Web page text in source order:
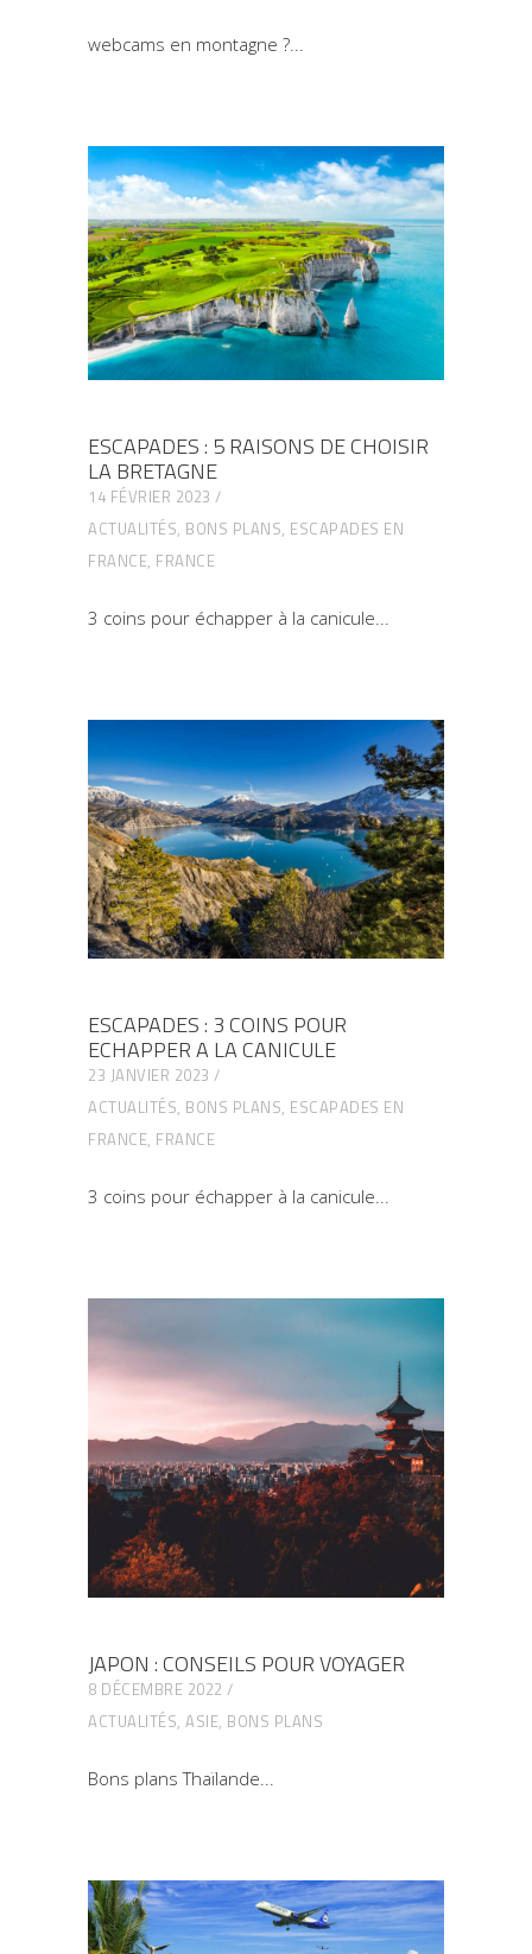
webcams en montagne ?
ESCAPADES : 5 RAISONS DE CHOISIR
LA BRETAGNE
14 FÉVRIER 2023
ACTUALITÉS, BONS PLANS, ESCAPADES EN
FRANCE, FRANCE
3 coins pour échapper à la canicule
ESCAPADES : 3 COINS POUR
ECHAPPER A LA CANICULE
23 JANVIER 2023
ACTUALITÉS, BONS PLANS, ESCAPADES EN
FRANCE, FRANCE
3 coins pour échapper à la canicule
JAPON : CONSEILS POUR VOYAGER
8 DÉCEMBRE 2022
ACTUALITÉS, ASIE, BONS PLANS
Bons plans Thaïlande